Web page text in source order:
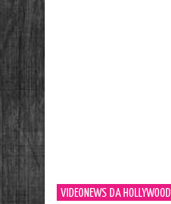
VIDEONEWS DA HOLLYWOOD